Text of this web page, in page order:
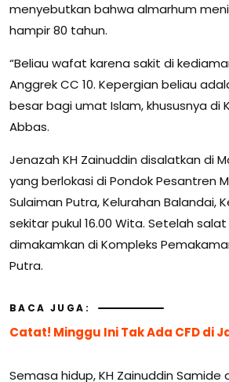
menyebutkan bahwa almarhum
hampir 80 tahun.
“Beliau wafat karena sakit di
Anggrek CC 10. Kepergian beliau
besar bagi umat Islam, khususnya di
Abbas.
Jenazah KH Zainuddin disalatkan di
yang berlokasi di Pondok Pesantren
Sulaiman Putra, Kelurahan Balandai,
sekitar pukul 16.00 Wita. Setelah
dimakamkan di Kompleks
Putra.
BACA JUGA:
Catat! Minggu Ini Tak Ada CFD di
Semasa hidup, KH Zainuddin Samide